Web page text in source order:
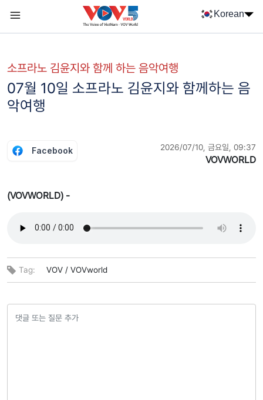
Korean
소프라노 김윤지와 함께 하는 음악여행
07월 10일 소프라노 김윤지와 함께하는 음
악여행
Facebook 2026/07/10, 금요일, 09:37
VOVWORLD
(VOVWORLD) -
Tag: VOV / VOVworld